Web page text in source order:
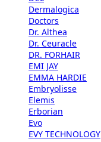
Dermalogica
Doctors
Dr. Althea
Dr. Ceuracle
DR. FORHAIR
EMI JAY
EMMA HARDIE
Embryolisse
Elemis
Erborian
Evo
EVY TECHNOLOGY